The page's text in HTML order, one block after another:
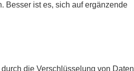
Besser ist es, sich auf ergänzende
die Verschlüsselung von Daten